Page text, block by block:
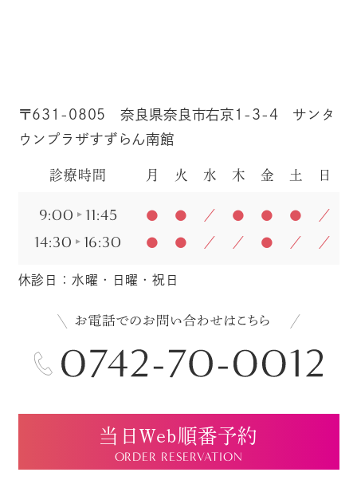
〒631-0805 奈良県奈良市右京1-3-4 サンタ
ウンプラザすずらん南館
診療時間 月 火 水 木 金 土 日
9:00 11:45 ● ● ／ ● ● ● ／
14:30 16:30 ● ● ／ ／ ● ／ ／
休診日：水曜・日曜・祝日
当日Web順番予約
ORDER RESERVATION